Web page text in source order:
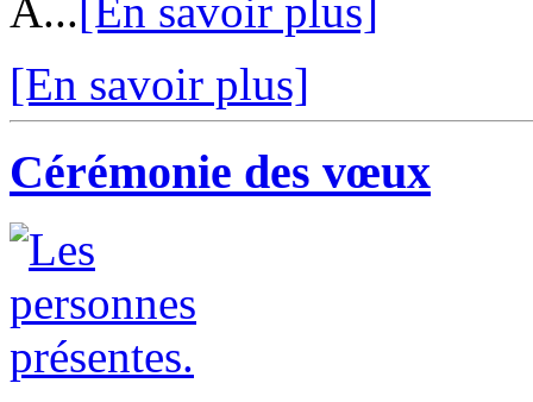
A...[En savoir plus]
[En savoir plus]
Cérémonie des vœux